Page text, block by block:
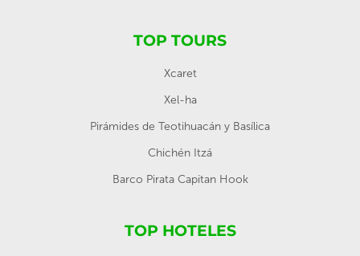
TOP TOURS
Xcaret
Xel-ha
Pirámides de Teotihuacán y Basílica
Chichén Itzá
Barco Pirata Capitan Hook
TOP HOTELES